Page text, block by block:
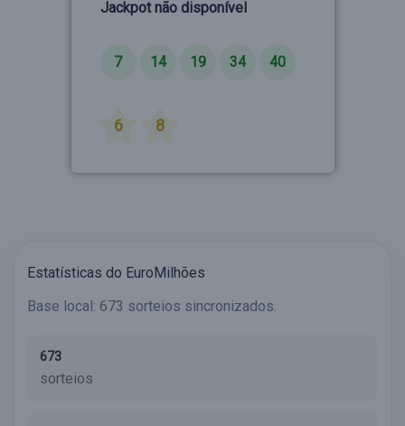
Jackpot não disponível
7 14 19 34 40
6 8
Estatísticas do EuroMilhões
Base local: 673 sorteios sincronizados.
673
sorteios